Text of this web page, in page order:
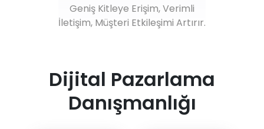
Geniş Kitleye Erişim, Verimli
İletişim, Müşteri Etkileşimi Artırır.
Dijital Pazarlama
Danışmanlığı